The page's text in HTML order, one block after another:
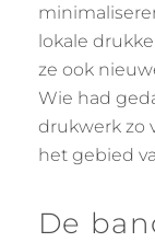
lokale
ze ook
Wie had
drukwerk zo
het gebied
De